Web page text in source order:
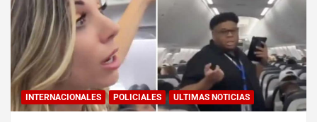
INTERNACIONALES POLICIALES ULTIMAS NOTICIAS